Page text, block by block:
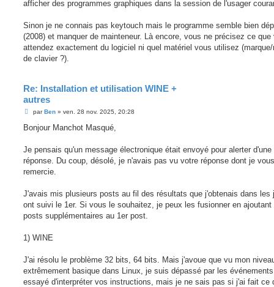
afficher des programmes graphiques dans la session de l'usager
Sinon je ne connais pas keytouch mais le programme semble bien
(2008) et manquer de mainteneur. Là encore, vous ne précisez ce que
attendez exactement du logiciel ni quel matériel vous utilisez
de clavier ?).
Re: Installation et utilisation WINE +
autres
M
s
g
parBen» ven. 28 nov. 2025, 20:28
Bonjour Manchot Masqué,
Je pensais qu'un message électronique était envoyé pour alerter d'une
réponse. Du coup, désolé, je n'avais pas vu votre réponse dont je vous
remercie.
J'avais mis plusieurs posts au fil des résultats que j'obtenais dans les
ont suivi le 1er. Si vous le souhaitez, je peux les fusionner en ajoutant
posts supplémentaires au 1er post.
1) WINE
J'ai résolu le problème 32 bits, 64 bits. Mais j'avoue que vu mon
extrêmement basique dans Linux, je suis dépassé par les
essayé d'interpréter vos instructions, mais je ne sais pas si j'ai fait ce